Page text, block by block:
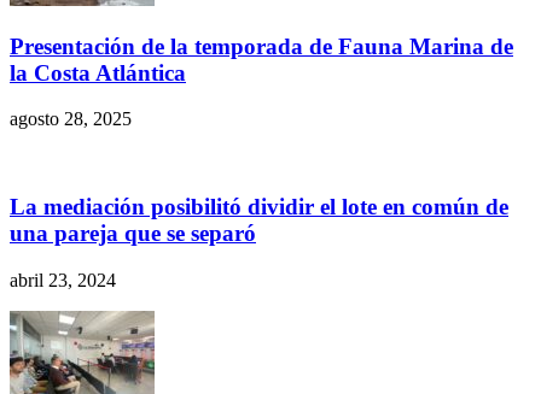
Presentación de la temporada de Fauna Marina de
la Costa Atlántica
agosto 28, 2025
La mediación posibilitó dividir el lote en común de
una pareja que se separó
abril 23, 2024